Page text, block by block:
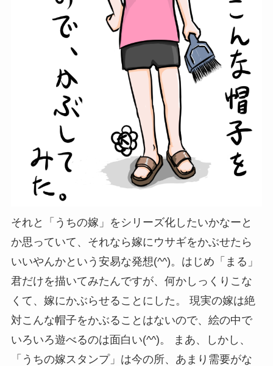
それと「うちの嫁」をシリーズ化したいかなーと
か思っていて、それなら嫁にウサギをかぶせたら
いいやんかという安易な発想(^^)。はじめ「まる」
君だけを描いてみたんですが、何かしっくりこな
くて、嫁にかぶらせることにした。 現実の嫁は絶
対こんな帽子をかぶることはないので、絵の中で
いろいろ遊べるのは面白い(^^)。 まあ、しかし、
「うちの嫁スタンプ」は今の所、あまり需要がな